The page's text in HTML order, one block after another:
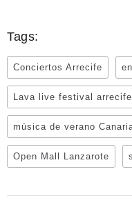
Tags:
Conciertos Arrecife
Lava live festival
música de verano
Open Mall Lanzarote